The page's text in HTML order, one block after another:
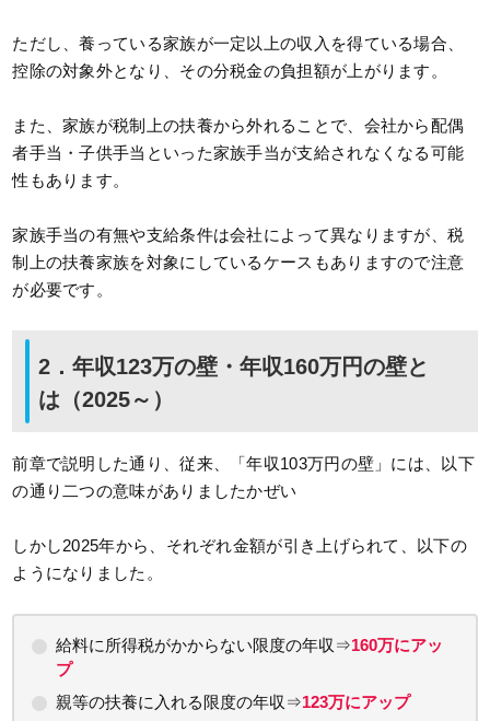
ただし、養っている家族が一定以上の収入を得ている場合、
控除の対象外となり、その分税金の負担額が上がります。
また、家族が税制上の扶養から外れることで、会社から配偶
者手当・子供手当といった家族手当が支給されなくなる可能
性もあります。
家族手当の有無や支給条件は会社によって異なりますが、税
制上の扶養家族を対象にしているケースもありますので注意
が必要です。
2．年収123万の壁・年収160万円の壁と
は（2025～）
前章で説明した通り、従来、「年収103万円の壁」には、以下
の通り二つの意味がありましたかぜい
しかし2025年から、それぞれ金額が引き上げられて、以下の
ようになりました。
給料に所得税がかからない限度の年収⇒160万にアッ
プ
親等の扶養に入れる限度の年収⇒123万にアップ